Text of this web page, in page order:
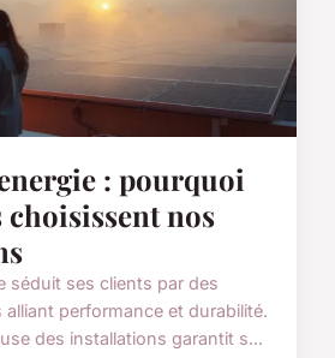
: pourquoi
nos
séduit ses clients par des
performance et durabilité.
des installations garantit s...